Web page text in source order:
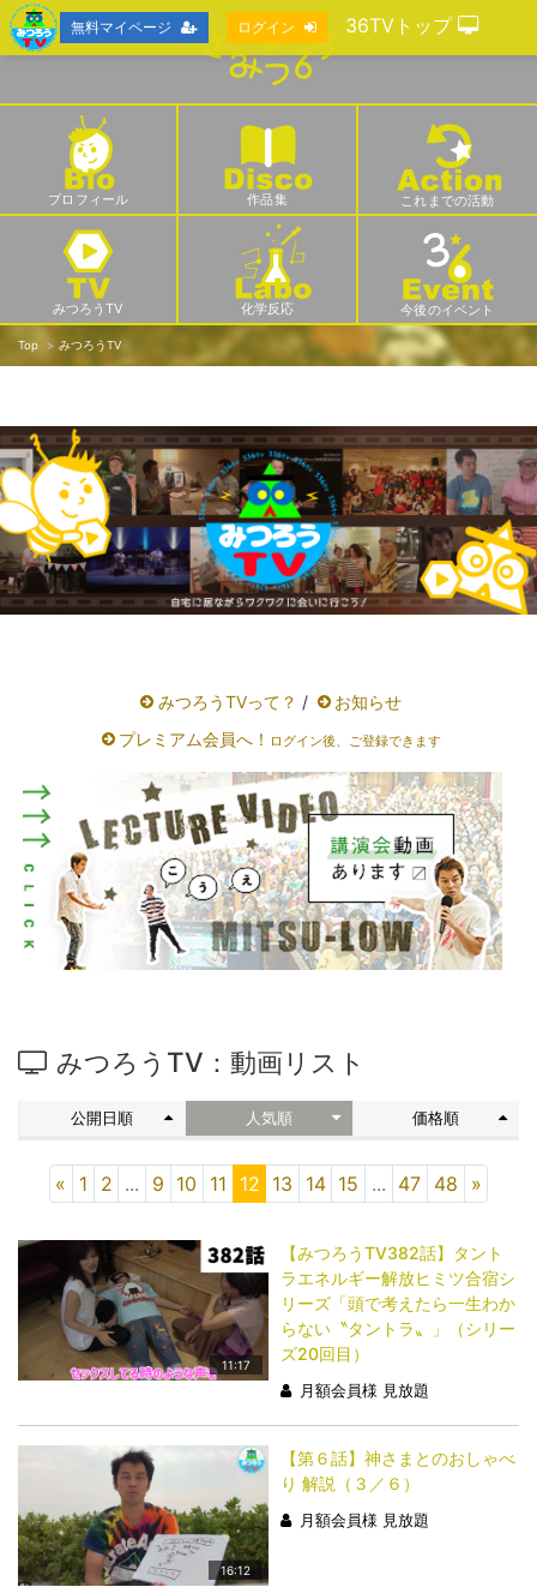
プロフィール 作品集 これまでの活動
みつろうTV 化学反応 今後のイベント
Top みつろうTV
みつろうTVって？ /
お知らせ
プレミアム会員へ！ ログイン後、ご登録できます
みつろうTV：動画リスト
公開日順 人気順 価格順
« 1 2 ... 9 10 11 12 13 14 15 ... 47 48 »
11:17
【みつろうTV382話】タント
ラエネルギー解放ヒミツ合宿シ
リーズ「頭で考えたら一生わか
らない〝タントラ〟」（シリー
ズ20回目）
月額会員様 見放題
16:12
【第６話】神さまとのおしゃべ
り 解説（３／６）
月額会員様 見放題
無料マイページ ログイン 36TVトップ